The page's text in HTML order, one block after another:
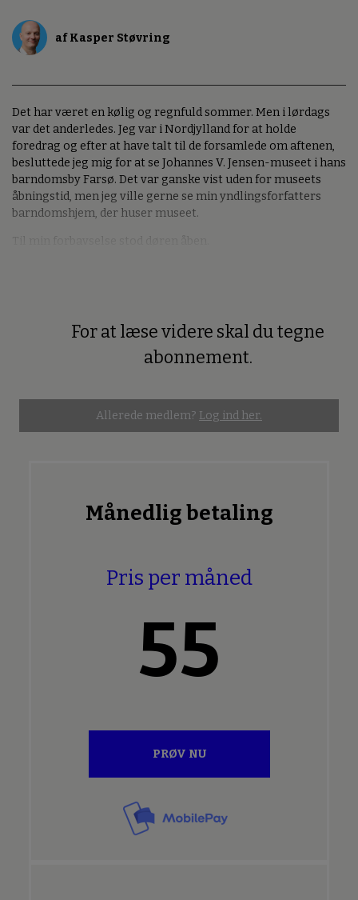
af Kasper Støvring
Det har været en kølig og regnfuld sommer. Men i lørdags
var det anderledes. Jeg var i Nordjylland for at holde
foredrag og efter at have talt til de forsamlede om aftenen,
besluttede jeg mig for at se Johannes V. Jensen-museet i hans
barndomsby Farsø. Det var ganske vist uden for museets
åbningstid, men jeg ville gerne se min yndlingsforfatters
barndomshjem, der huser museet.
For at læse videre skal du tegne
abonnement.
Allerede medlem? Log ind her.
Månedlig betaling
Pris per måned
55
PRØV NU